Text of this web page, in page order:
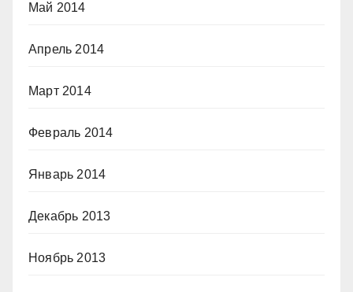
Май 2014
Апрель 2014
Март 2014
Февраль 2014
Январь 2014
Декабрь 2013
Ноябрь 2013